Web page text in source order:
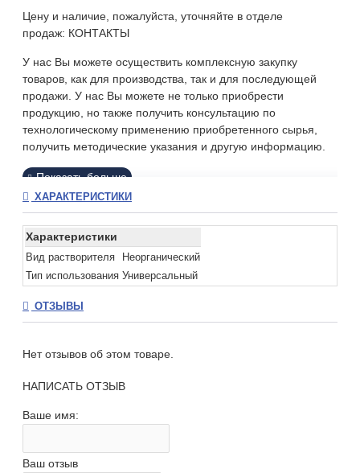
Цену и наличие, пожалуйста, уточняйте в отделе
продаж: КОНТАКТЫ
У нас Вы можете осуществить комплексную закупку
товаров, как для производства, так и для последующей
продажи. У нас Вы можете не только приобрести
продукцию, но также получить консультацию по
технологическому применению приобретенного сырья,
получить методические указания и другую информацию.
ХАРАКТЕРИСТИКИ
Характеристики
Вид растворителя
Неорганический
Тип использования Универсальный
ОТЗЫВЫ
Нет отзывов об этом товаре.
НАПИСАТЬ ОТЗЫВ
Ваше имя:
Ваш отзыв